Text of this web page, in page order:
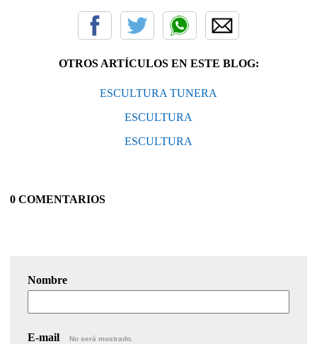
OTROS ARTÍCULOS EN ESTE BLOG:
ESCULTURA TUNERA
ESCULTURA
ESCULTURA
0 COMENTARIOS
Nombre
E-mail No será mostrado.